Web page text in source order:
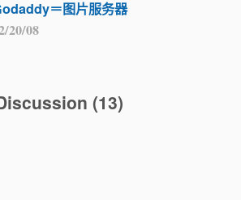
20/08
＝图片服务器
(13)